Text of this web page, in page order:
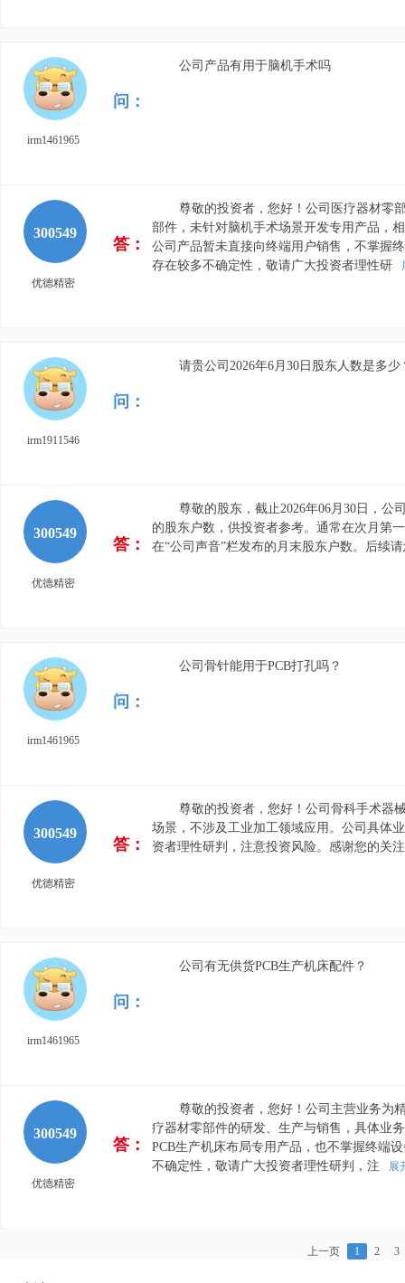
irm1461965
问：
公司产品有用于脑机手术吗
300549
优德精密
答：
尊敬的投资者，您好！公司医疗器材零
部件，未针对脑机手术场景开发专用产品，
公司产品暂未直接向终端用户销售，不掌握
存在较多不确定性，敬请广大投资者理性研
irm1911546
问：
请贵公司2026年6月30日股东人数是多少
300549
优德精密
答：
尊敬的股东，截止2026年06月30日，公
的股东户数，供投资者参考。通常在次月第
在“公司声音”栏发布的月末股东户数。后续
irm1461965
问：
公司骨针能用于PCB打孔吗？
300549
优德精密
答：
尊敬的投资者，您好！公司骨科手术器
场景，不涉及工业加工领域应用。公司具体
资者理性研判，注意投资风险。感谢您的关
irm1461965
问：
公司有无供货PCB生产机床配件？
300549
优德精密
答：
尊敬的投资者，您好！公司主营业务为
疗器材零部件的研发、生产与销售，具体业
PCB生产机床布局专用产品，也不掌握终端
不确定性，敬请广大投资者理性研判，注
展
上一页 1 2 3